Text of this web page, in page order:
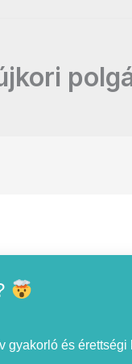
gyakorló és